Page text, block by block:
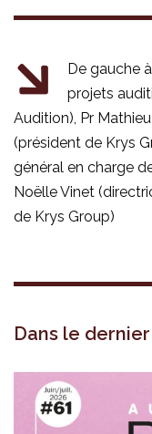
De gauche
projets
Audition), Pr
(président de Krys
général en charge
Noëlle Vinet
de Krys Group)
Dans le